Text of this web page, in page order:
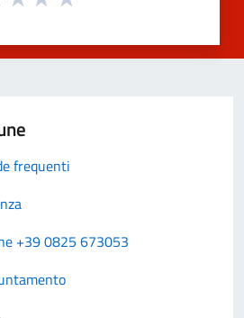
frequenti
+39 0825 673053